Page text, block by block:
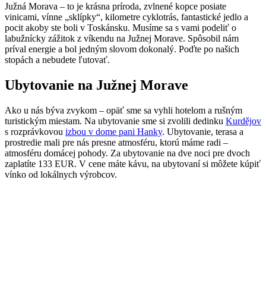
Južná Morava – to je krásna príroda, zvlnené kopce posiate
vinicami, vínne „sklípky“, kilometre cyklotrás, fantastické jedlo a
pocit akoby ste boli v Toskánsku. Musíme sa s vami podeliť o
labužnícky zážitok z víkendu na Južnej Morave. Spôsobil nám
príval energie a bol jedným slovom dokonalý. Poďte po našich
stopách a nebudete ľutovať.
Ubytovanie na Južnej Morave
Ako u nás býva zvykom – opäť sme sa vyhli hotelom a rušným
turistickým miestam. Na ubytovanie sme si zvolili dedinku Kurdějov
s rozprávkovou izbou v dome pani Hanky. Ubytovanie, terasa a
prostredie mali pre nás presne atmosféru, ktorú máme radi –
atmosféru domácej pohody. Za ubytovanie na dve noci pre dvoch
zaplatíte 133 EUR. V cene máte kávu, na ubytovaní si môžete kúpiť
vínko od lokálnych výrobcov.